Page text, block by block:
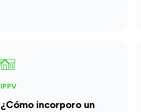
¿Cómo incorporo un
IPPV